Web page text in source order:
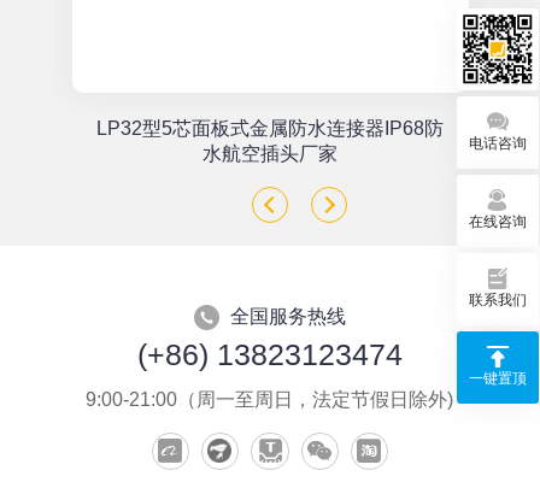
LP32型5芯面板式金属防水连接器IP68防
水航空插头厂家
全国服务热线
(+86) 13823123474
9:00-21:00（周一至周日，法定节假日除外)
电话咨询
在线咨询
联系我们
一键置顶